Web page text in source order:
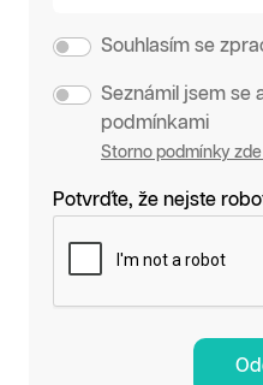
Souhlasím se
Seznámil jsem se
podmínkami
Storno podmínky zde
Potvrďte, že nejste